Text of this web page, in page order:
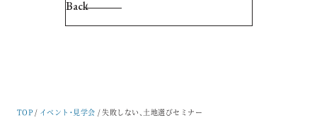
TOP イベント・見学会 失敗しない、土地選びセミナー
Back